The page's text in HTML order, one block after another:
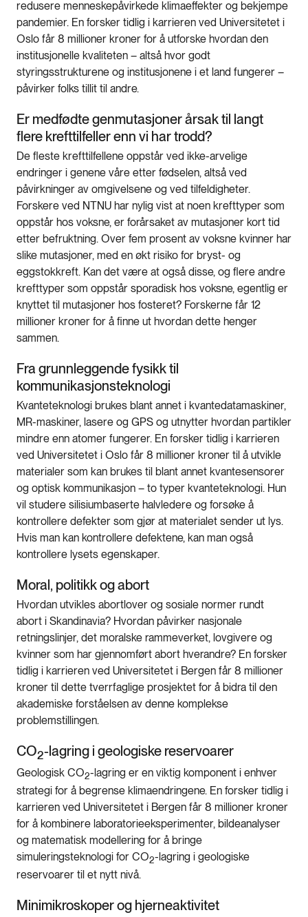
redusere menneskepåvirkede klimaeffekter og bekjempe
pandemier. En forsker tidlig i karrieren ved Universitetet i
Oslo får 8 millioner kroner for å utforske hvordan den
institusjonelle kvaliteten – altså hvor godt
styringsstrukturene og institusjonene i et land fungerer –
påvirker folks tillit til andre.
Er medfødte genmutasjoner årsak til langt
flere krefttilfeller enn vi har trodd?
De fleste krefttilfellene oppstår ved ikke-arvelige
endringer i genene våre etter fødselen, altså ved
påvirkninger av omgivelsene og ved tilfeldigheter.
Forskere ved NTNU har nylig vist at noen krefttyper som
oppstår hos voksne, er forårsaket av mutasjoner kort tid
etter befruktning. Over fem prosent av voksne kvinner har
slike mutasjoner, med en økt risiko for bryst- og
eggstokkreft. Kan det være at også disse, og flere andre
krefttyper som oppstår sporadisk hos voksne, egentlig er
knyttet til mutasjoner hos fosteret? Forskerne får 12
millioner kroner for å finne ut hvordan dette henger
sammen.
Fra grunnleggende fysikk til
kommunikasjonsteknologi
Kvanteteknologi brukes blant annet i kvantedatamaskiner,
MR-maskiner, lasere og GPS og utnytter hvordan partikler
mindre enn atomer fungerer. En forsker tidlig i karrieren
ved Universitetet i Oslo får 8 millioner kroner til å utvikle
materialer som kan brukes til blant annet kvantesensorer
og optisk kommunikasjon – to typer kvanteteknologi. Hun
vil studere silisiumbaserte halvledere og forsøke å
kontrollere defekter som gjør at materialet sender ut lys.
Hvis man kan kontrollere defektene, kan man også
kontrollere lysets egenskaper.
Moral, politikk og abort
Hvordan utvikles abortlover og sosiale normer rundt
abort i Skandinavia? Hvordan påvirker nasjonale
retningslinjer, det moralske rammeverket, lovgivere og
kvinner som har gjennomført abort hverandre? En forsker
tidlig i karrieren ved Universitetet i Bergen får 8 millioner
kroner til dette tverrfaglige prosjektet for å bidra til den
akademiske forståelsen av denne komplekse
problemstillingen.
CO2-lagring i geologiske reservoarer
Geologisk CO2-lagring er en viktig komponent i enhver
strategi for å begrense klimaendringene. En forsker tidlig i
karrieren ved Universitetet i Bergen får 8 millioner kroner
for å kombinere laboratorieeksperimenter, bildeanalyser
og matematisk modellering for å bringe
simuleringsteknologi for CO2-lagring i geologiske
reservoarer til et nytt nivå.
Minimikroskoper og hjerneaktivitet